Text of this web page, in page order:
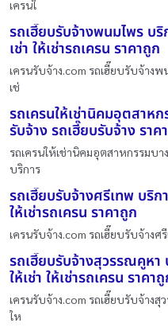
เครนใ
รถเฮี๊ยบรับจ้างพนมไพร บริ
เช่า ให้เช่ารถเครน ราคาถูก
เครนรับจ้าง.com รถเฮี๊ยบรับจ้าง
เช่
รถเครนให้เช่านิคมอุตสาห
รับจ้าง รถเฮี๊ยบรับจ้าง ราค
รถเครนให้เช่านิคมอุตสาหกรรมบา
บริการ
รถเฮี๊ยบรับจ้างศรีเทพ บริก
ให้เช่ารถเครน ราคาถูก
เครนรับจ้าง.com รถเฮี๊ยบรับจ้างศ
รถเฮี๊ยบรับจ้างสุวรรณคูหา
ให้เช่า ให้เช่ารถเครน ราคา
เครนรับจ้าง.com รถเฮี๊ยบรับจ้างสุ
ให